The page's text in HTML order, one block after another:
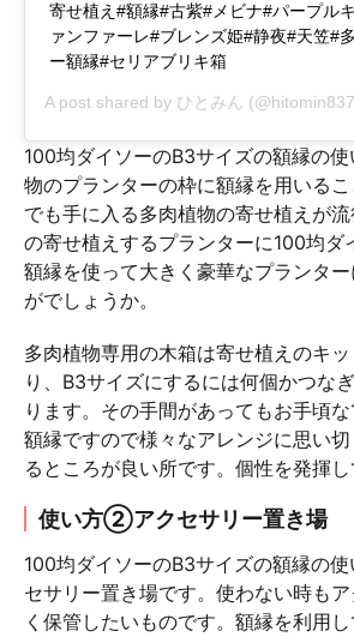
寄せ植え#額縁#古紫#メビナ#パープル
ァンファーレ#ブレンズ姫#静夜#天笠#
ー額縁#セリアブリキ箱
A post shared by ひとみん
100均ダイソーのB3サイズの額縁の
物のプランターの枠に額縁を用いる
でも手に入る多肉植物の寄せ植えが
の寄せ植えするプランターに100均ダ
額縁を使って大きく豪華なプランタ
がでしょうか。
多肉植物専用の木箱は寄せ植えのキ
り、B3サイズにするには何個かつな
ります。その手間があってもお手頃
額縁ですので様々なアレンジに思い
るところが良い所です。個性を発揮し
使い方②アクセサリー置き場
100均ダイソーのB3サイズの額縁の
セサリー置き場です。使わない時も
く保管したいものです。額縁を利用